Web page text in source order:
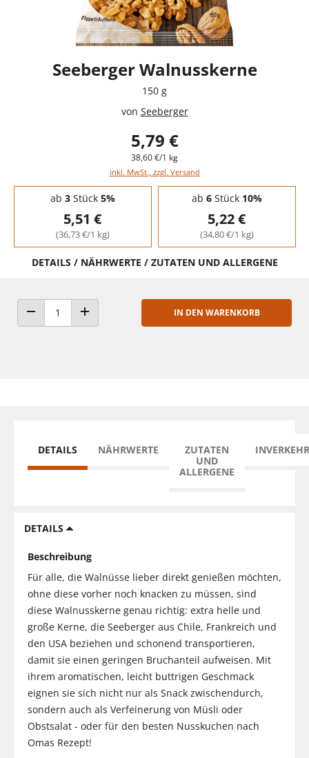
Seeberger Walnusskerne
150 g
von Seeberger
5,79 €
38,60 €/1 kg
inkl. MwSt., zzgl. Versand
Staffelpreise - Mengenrabatt
ab 3Stück 5%
5,51 €
(36,73 €/1 kg)
ab 6Stück 10%
5,22 €
(34,80 €/1 kg)
DETAILS / NÄHRWERTE / ZUTATEN UND ALLERGENE
ANZAHL VERRINGERNANZAHL ERHÖHEN
IN DEN WARENKORB
DETAILS NÄHRWERTE
ZUTATEN
UND
ALLERGENE
DETAILS
Beschreibung
Für alle, die Walnüsse lieber direkt genießen möchten,
ohne diese vorher noch knacken zu müssen, sind
diese Walnusskerne genau richtig: extra helle und
große Kerne, die Seeberger aus Chile, Frankreich und
den USA beziehen und schonend transportieren,
damit sie einen geringen Bruchanteil aufweisen. Mit
ihrem aromatischen, leicht buttrigen Geschmack
eignen sie sich nicht nur als Snack zwischendurch,
sondern auch als Verfeinerung von Müsli oder
Obstsalat - oder für den besten Nusskuchen nach
Omas Rezept!